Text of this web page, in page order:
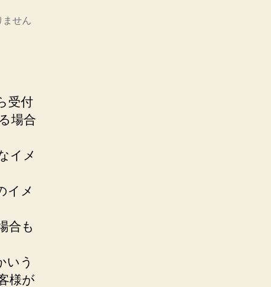
ません
受付
場合
イメ
イメ
合も
いう
様が